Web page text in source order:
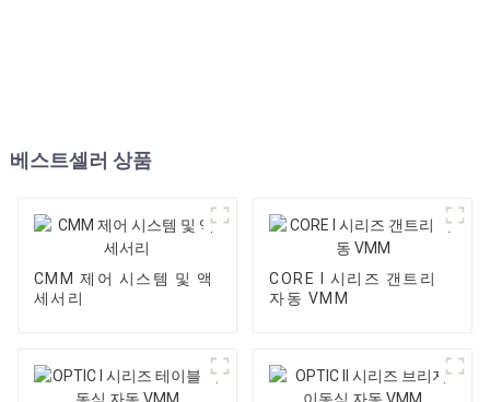
베스트셀러 상품
CMM 제어 시스템 및 액
세서리
CORE I 시리즈 갠트리
자동 VMM